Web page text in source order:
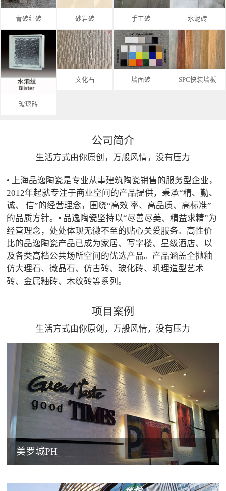
青砖红砖 砂岩砖 手工砖 水泥砖
玻璃砖
文化石 墙面砖 SPC快装墙板
公司简介
生活方式由你原创，万般风情，没有压力
• 上海品逸陶瓷是专业从事建筑陶瓷销售的服务型企业，
2012年起就专注于商业空间的产品提供，秉承“精、勤、
诚、 信”的经营理念，围绕“高效 率、高品质、高标准”
的品质方针。• 品逸陶瓷坚持以“尽善尽美、精益求精”为
经营理念，处处体现无微不至的贴心关爱服务。高性价
比的品逸陶瓷产品已成为家居、写字楼、星级酒店、以
及各类高档公共场所空间的优选产品。产品涵盖全抛釉
仿大理石、微晶石、仿古砖、玻化砖、玑理造型艺术
砖、金属釉砖、木纹砖等系列。
项目案例
生活方式由你原创，万般风情，没有压力
美罗城PH